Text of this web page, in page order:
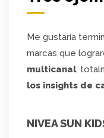
Me gustaría
marcas que
multicanal,
los insights de
NIVEA SUN